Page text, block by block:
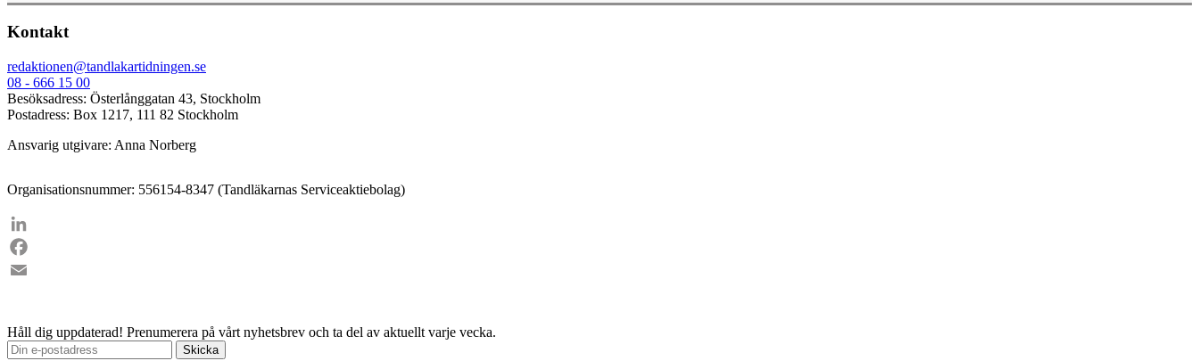
Kontakt
redaktionen@tandlakartidningen.se
08 - 666 15 00
Besöksadress: Österlånggatan 43, Stockholm
Postadress: Box 1217, 111 82 Stockholm
Ansvarig utgivare: Anna Norberg
Organisationsnummer: 556154-8347 (Tandläkarnas Serviceaktiebolag)
LinkedIn
Facebook
Håll dig uppdaterad! Prenumerera på vårt nyhetsbrev och ta del av aktuellt varje vecka.